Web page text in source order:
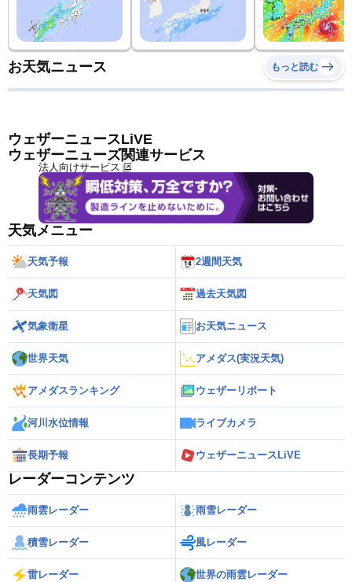
お天気ニュース もっと読む
ウェザーニュースLiVE
ウェザーニューズ関連サービス
法人向けサービス
天気メニュー
天気予報 2週間天気
天気図 過去天気図
気象衛星 お天気ニュース
世界天気 アメダス(実況天気)
アメダスランキング ウェザーリポート
河川水位情報 ライブカメラ
長期予報 ウェザーニュースLiVE
レーダーコンテンツ
雨雲レーダー 雨雪レーダー
積雪レーダー 風レーダー
雷レーダー 世界の雨雲レーダー